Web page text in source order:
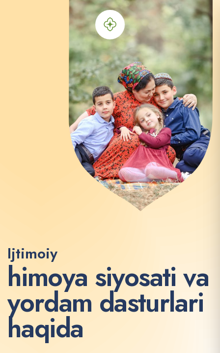
Ijtimoiy
himoya siyosati va
yordam dasturlari
haqida